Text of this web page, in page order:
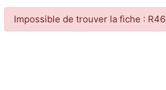
Impossible de trouver la fiche :